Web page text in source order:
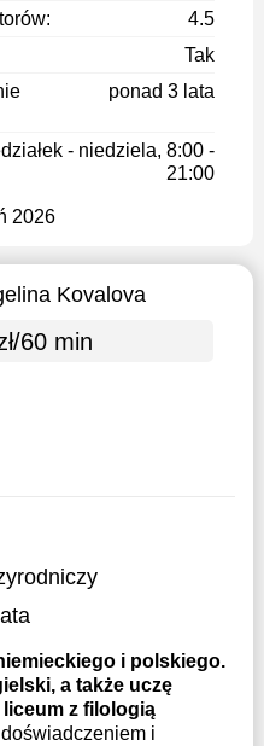
4.5
Tak
ponad 3 lata
- niedziela, 8:00 -
21:00
2026
Kovalova
60 min
i polskiego.
a także uczę
liceum z filologią
i